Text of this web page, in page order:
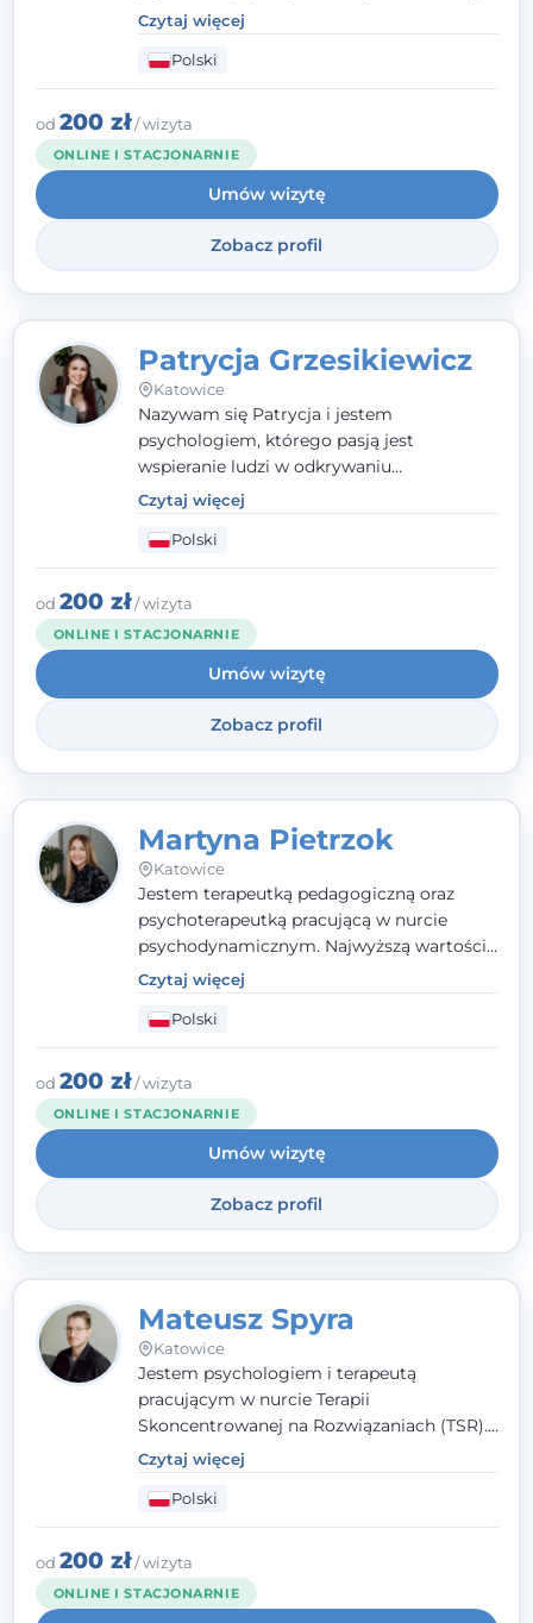
par, małżeństw i rodzin. Patrzę na
człowieka całościowo - w kontekście jego
relacji z rodziną, pracą i otoczeniem - i
opieram współpracę na Twoich mocnych
stronach.
Czytaj więcej
Polski
od 200 zł/ wizyta
ONLINE I STACJONARNIE
Umów wizytę
Zobacz profil
Patrycja Grzesikiewicz
Katowice
Nazywam się Patrycja i jestem
psychologiem, którego pasją jest
wspieranie ludzi w odkrywaniu
wewnętrznej siły i radzeniu sobie z
codziennymi trudnościami. Pracuję w
nurcie poznawczo-behawioralnym, oferując
indywidualne podejście pełne empatii,
zaufania i wsparcia. Jeśli masz za sobą
trudny czas, jestem tutaj dla Ciebie.
Czytaj więcej
Polski
od 200 zł/ wizyta
ONLINE I STACJONARNIE
Umów wizytę
Zobacz profil
Martyna Pietrzok
Katowice
Jestem terapeutką pedagogiczną oraz
psychoterapeutką pracującą w nurcie
psychodynamicznym. Najwyższą wartością
jest dla mnie bliska, pełna zrozumienia i
zaangażowania relacja z pacjentem. To
właśnie ta oparta na zaufaniu więź staje się
przestrzenią, w której można dotrzeć do
źródła trudności i spojrzeć na nie inaczej
niż dotąd.
Czytaj więcej
Polski
od 200 zł/ wizyta
ONLINE I STACJONARNIE
Umów wizytę
Zobacz profil
Mateusz Spyra
Katowice
Jestem psychologiem i terapeutą
pracującym w nurcie Terapii
Skoncentrowanej na Rozwiązaniach (TSR).
Towarzyszę młodzieży i dorosłym z
empatią, zrozumieniem i bez oceniania.
Daję przestrzeń do bycia sobą, bo wiem, że
w każdym człowieku jest coś wyjątkowego.
Czytaj więcej
Polski
od 200 zł/ wizyta
ONLINE I STACJONARNIE